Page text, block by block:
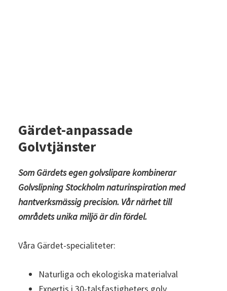
Gärdet-anpassade
Golvtjänster
Som Gärdets egen golvslipare kombinerar
Golvslipning Stockholmnaturinspiration med
hantverksmässig precision. Vår närhet till
områdets unika miljö är din fördel.
Våra Gärdet-specialiteter:
Naturliga och ekologiska materialval